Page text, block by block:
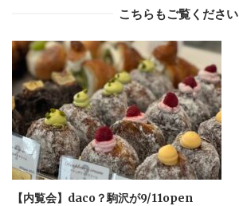
こちらもご覧ください
【内覧会】daco？駒沢が9/11open